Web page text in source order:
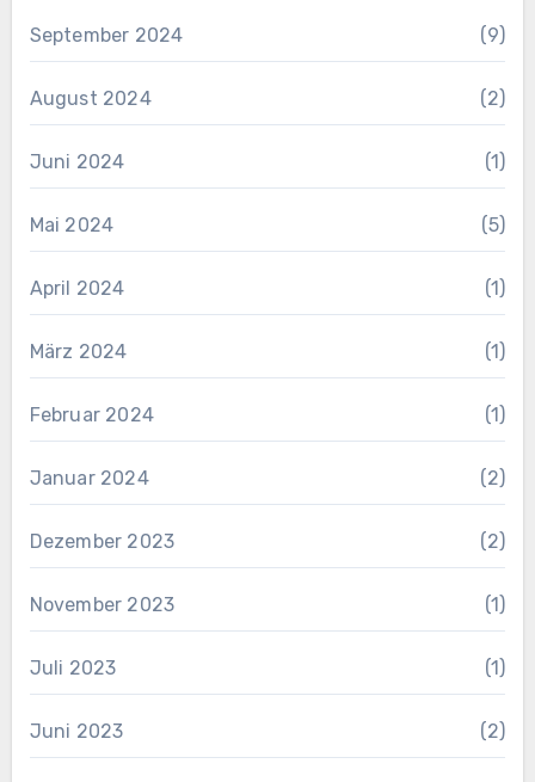
September 2024 (9)
August 2024 (2)
Juni 2024 (1)
Mai 2024 (5)
April 2024 (1)
März 2024 (1)
Februar 2024 (1)
Januar 2024 (2)
Dezember 2023 (2)
November 2023 (1)
Juli 2023 (1)
Juni 2023 (2)